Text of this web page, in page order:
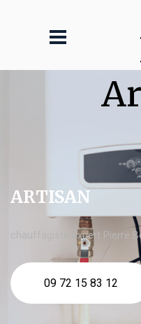
ARTISAN
chauffagiste expert Pierre
09 72 15 83 12